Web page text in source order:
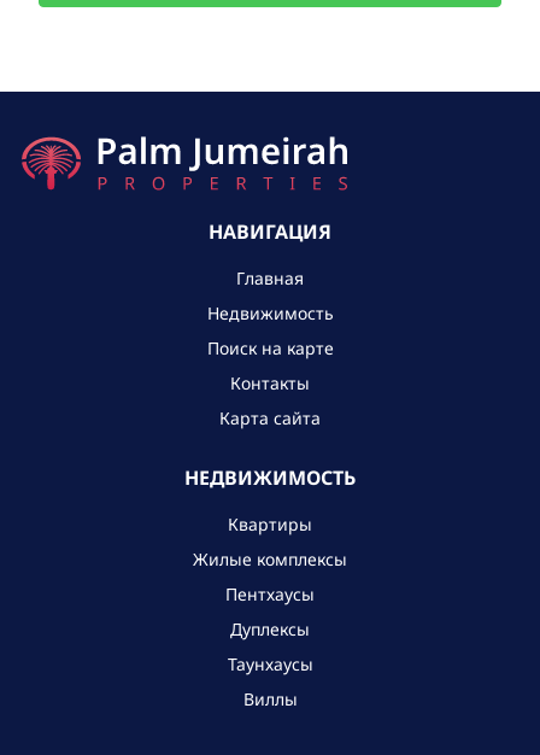
НАВИГАЦИЯ
Главная
Недвижимость
Поиск на карте
Контакты
Карта сайта
НЕДВИЖИМОСТЬ
Квартиры
Жилые комплексы
Пентхаусы
Дуплексы
Таунхаусы
Виллы